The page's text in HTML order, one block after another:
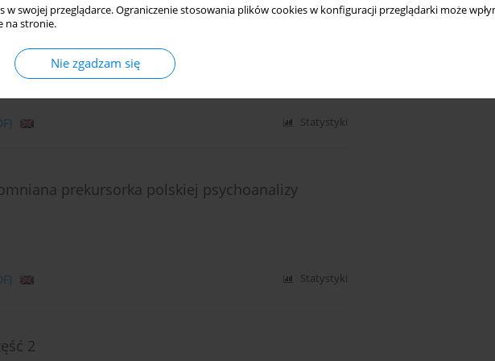
w swojej przeglądarce. Ograniczenie stosowania plików cookies w konfiguracji przeglądarki może
na stronie.
Nie zgadzam się
– pierwszy polski zakład leczniczy posługujący
Statystyki
prekursorka polskiej psychoanalizy
Statystyki
2